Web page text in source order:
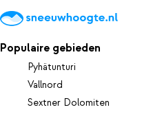
Populaire gebieden
Pyhätunturi
Vallnord
Sextner Dolomiten